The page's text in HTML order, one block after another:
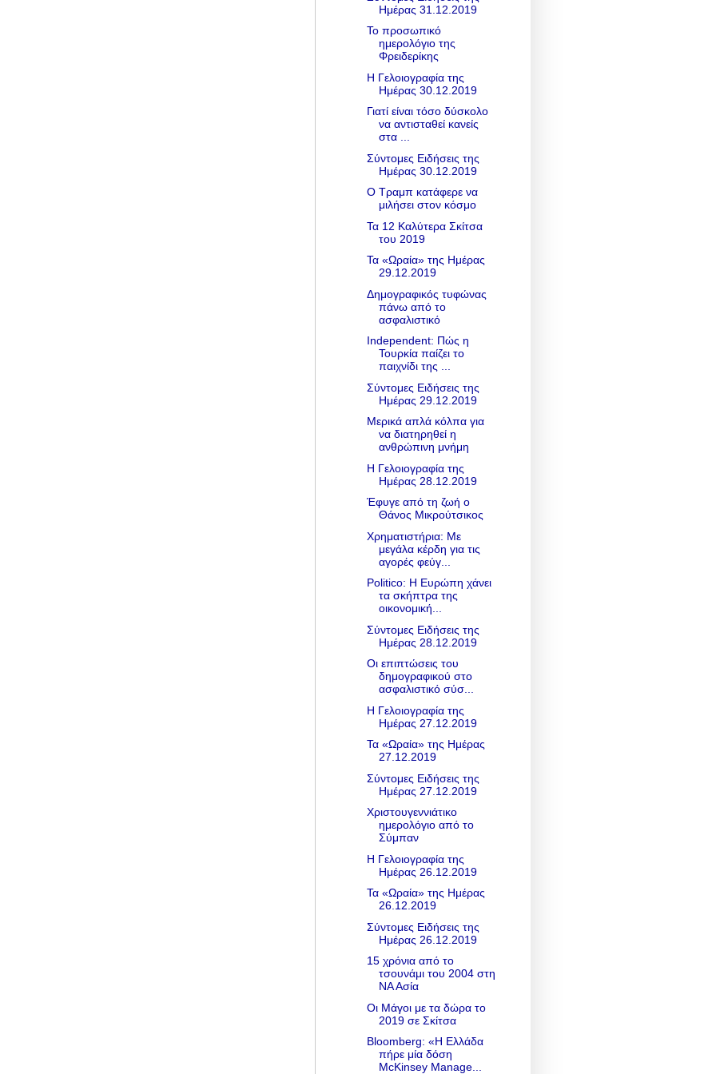
Ημέρας 31.12.2019
Το προσωπικό
ημερολόγιο της
Φρειδερίκης
Η Γελοιογραφία της
Ημέρας 30.12.2019
Γιατί είναι τόσο δύσκολο
να αντισταθεί κανείς
στα ...
Σύντομες Ειδήσεις της
Ημέρας 30.12.2019
Ο Τραμπ κατάφερε να
μιλήσει στον κόσμο
Τα 12 Καλύτερα Σκίτσα
του 2019
Τα «Ωραία» της Ημέρας
29.12.2019
Δημογραφικός τυφώνας
πάνω από το
ασφαλιστικό
Independent: Πώς η
Τουρκία παίζει το
παιχνίδι της ...
Σύντομες Ειδήσεις της
Ημέρας 29.12.2019
Μερικά απλά κόλπα για
να διατηρηθεί η
ανθρώπινη μνήμη
Η Γελοιογραφία της
Ημέρας 28.12.2019
Έφυγε από τη ζωή ο
Θάνος Μικρούτσικος
Χρηματιστήρια: Με
μεγάλα κέρδη για τις
αγορές φεύγ...
Politico: Η Ευρώπη χάνει
τα σκήπτρα της
οικονομική...
Σύντομες Ειδήσεις της
Ημέρας 28.12.2019
Οι επιπτώσεις του
δημογραφικού στο
ασφαλιστικό σύσ...
Η Γελοιογραφία της
Ημέρας 27.12.2019
Τα «Ωραία» της Ημέρας
27.12.2019
Σύντομες Ειδήσεις της
Ημέρας 27.12.2019
Χριστουγεννιάτικο
ημερολόγιο από το
Σύμπαν
Η Γελοιογραφία της
Ημέρας 26.12.2019
Τα «Ωραία» της Ημέρας
26.12.2019
Σύντομες Ειδήσεις της
Ημέρας 26.12.2019
15 χρόνια από το
τσουνάμι του 2004 στη
ΝΑ Ασία
Οι Μάγοι με τα δώρα το
2019 σε Σκίτσα
Βloomberg: «Η Ελλάδα
πήρε μία δόση
McKinsey Manage...